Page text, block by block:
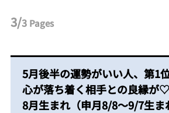
3/3 Pages
5月後半の運勢がいい人、第1
心が落ち着く相手との良縁が♡
8月生まれ（申月8/8～9/7